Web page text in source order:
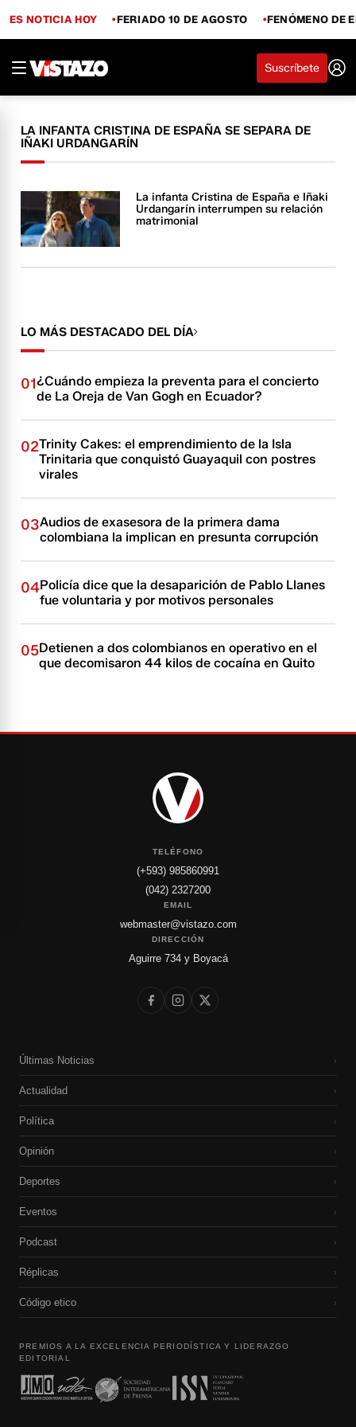
ES NOTICIA HOY FERIADO 10 DE AGOSTO FENÓMENO DE
Suscríbete
LA INFANTA CRISTINA DE ESPAÑA SE SEPARA DE
IÑAKI URDANGARÍN
La infanta Cristina de España e Iñaki
Urdangarín interrumpen su relación
matrimonial
LO MÁS DESTACADO DEL DÍA
01¿Cuándo empieza la preventa para el concierto
de La Oreja de Van Gogh en Ecuador?
02Trinity Cakes: el emprendimiento de la Isla
Trinitaria que conquistó Guayaquil con postres
virales
03Audios de exasesora de la primera dama
colombiana la implican en presunta corrupción
04Policía dice que la desaparición de Pablo Llanes
fue voluntaria y por motivos personales
05Detienen a dos colombianos en operativo en el
que decomisaron 44 kilos de cocaína en Quito
TELÉFONO
(+593) 985860991
(042) 2327200
EMAIL
webmaster@vistazo.com
DIRECCIÓN
Aguirre 734 y Boyacá
Últimas Noticias ›
Actualidad ›
Política ›
Opinión ›
Deportes ›
Eventos ›
Podcast ›
Réplicas ›
Código etico ›
PREMIOS A LA EXCELENCIA PERIODÍSTICA Y LIDERAZGO
EDITORIAL